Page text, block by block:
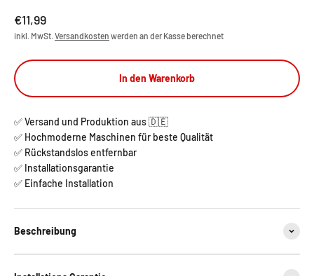
Angebot
€11,99
inkl. MwSt.Versandkosten werden an der Kasse berechnet
In den Warenkorb
✅ Versand und Produktion aus 🇩🇪
✅ Hochmoderne Maschinen für beste Qualität
✅ Rückstandslos entfernbar
✅ Installationsgarantie
✅ Einfache Installation
Beschreibung